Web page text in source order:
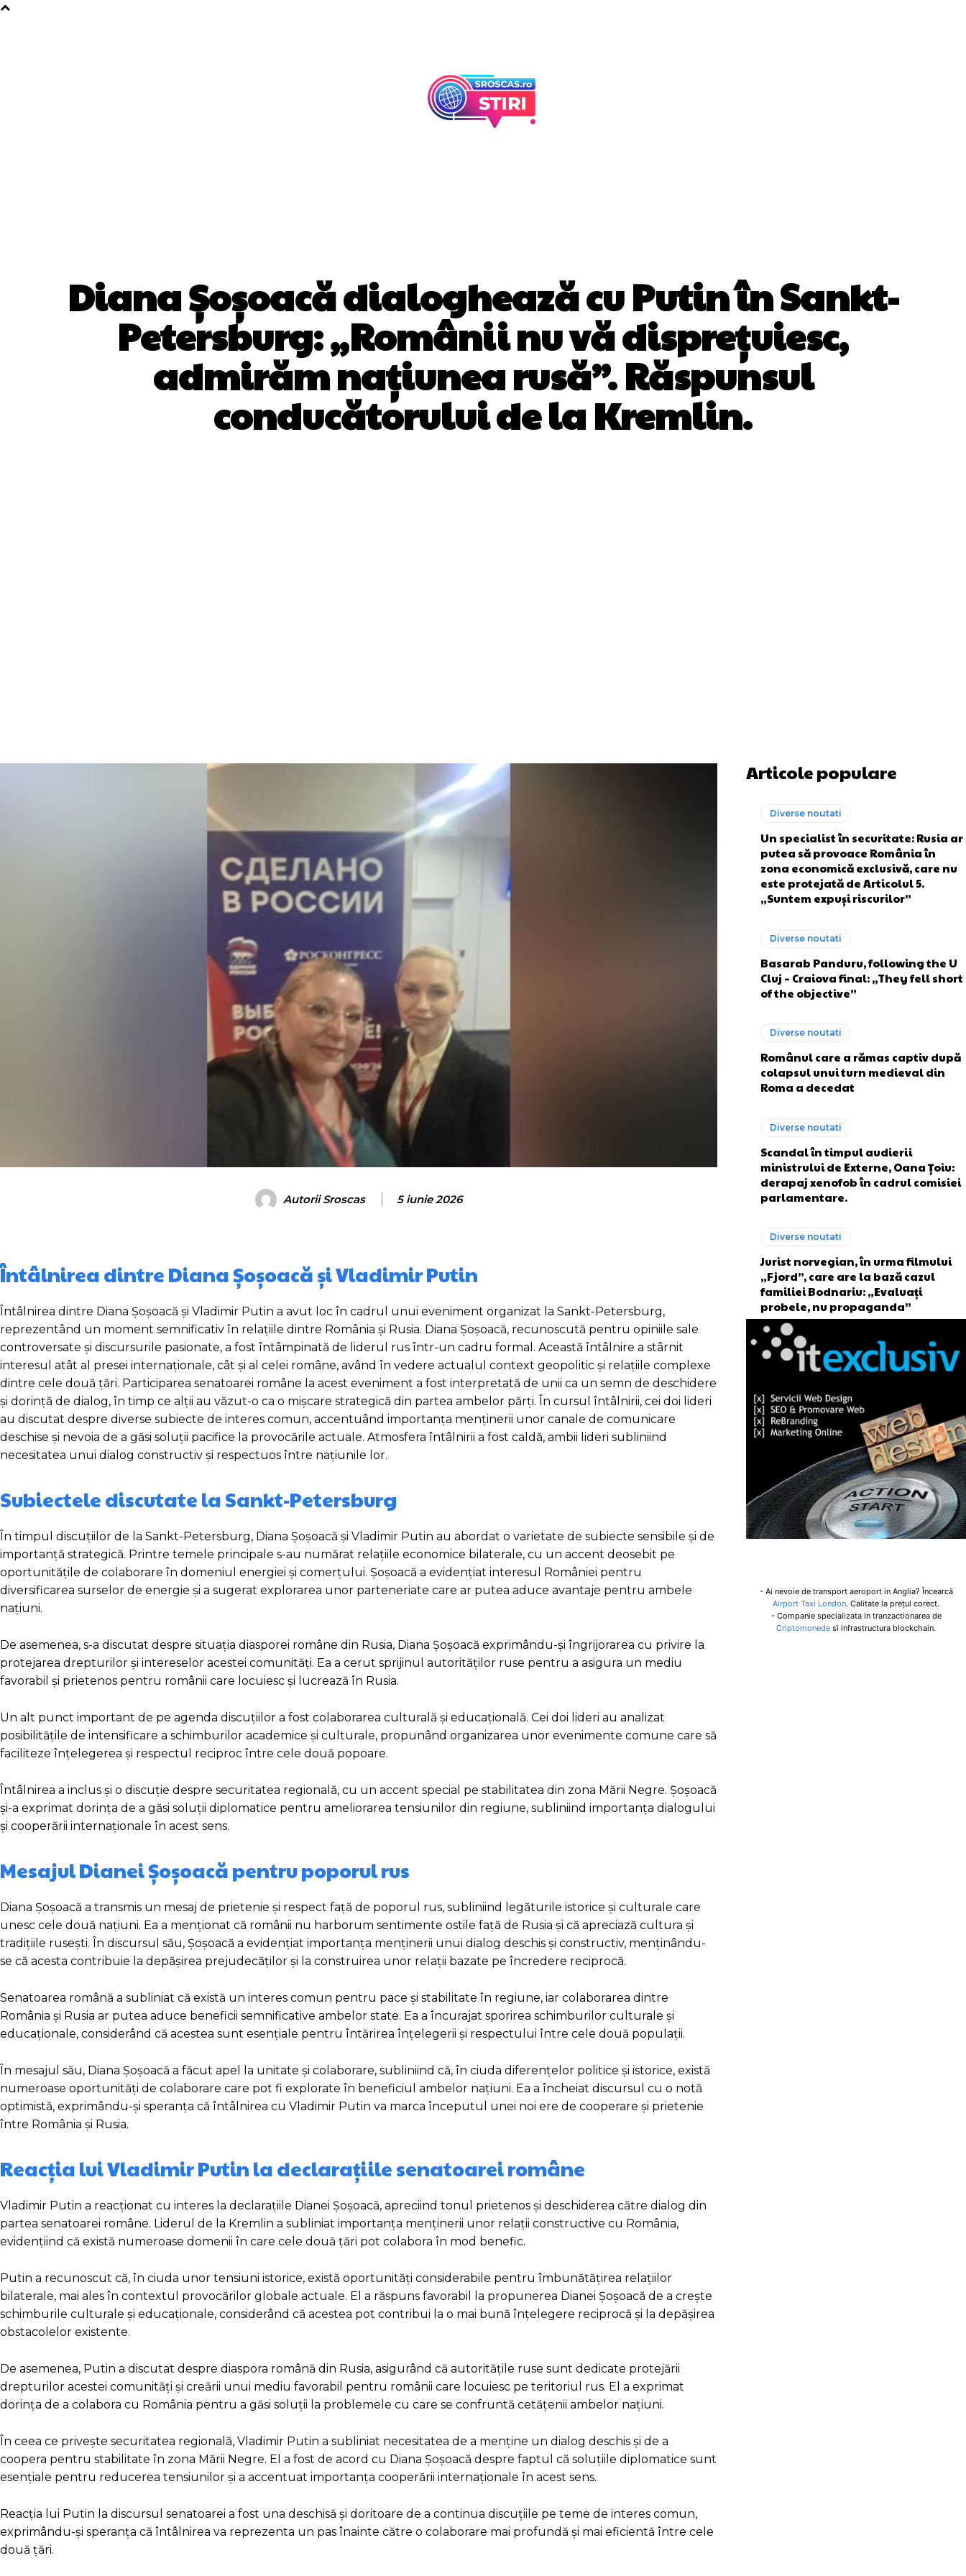
Diana Șoșoacă dialoghează cu Putin în Sankt-
Petersburg: „Românii nu vă disprețuiesc,
admirăm națiunea rusă”. Răspunsul
conducătorului de la Kremlin.
Autorii Sroscas 5 iunie 2026
Întâlnirea dintre Diana Șoșoacă și Vladimir Putin
Întâlnirea dintre Diana Șoșoacă și Vladimir Putin a avut loc în cadrul unui eveniment organizat la Sankt-Petersburg,
reprezentând un moment semnificativ în relațiile dintre România și Rusia. Diana Șoșoacă, recunoscută pentru opiniile sale
controversate și discursurile pasionate, a fost întâmpinată de liderul rus într-un cadru formal. Această întâlnire a stârnit
interesul atât al presei internaționale, cât și al celei române, având în vedere actualul context geopolitic și relațiile complexe
dintre cele două țări. Participarea senatoarei române la acest eveniment a fost interpretată de unii ca un semn de deschidere
și dorință de dialog, în timp ce alții au văzut-o ca o mișcare strategică din partea ambelor părți. În cursul întâlnirii, cei doi lideri
au discutat despre diverse subiecte de interes comun, accentuând importanța menținerii unor canale de comunicare
deschise și nevoia de a găsi soluții pacifice la provocările actuale. Atmosfera întâlnirii a fost caldă, ambii lideri subliniind
necesitatea unui dialog constructiv și respectuos între națiunile lor.
Subiectele discutate la Sankt-Petersburg
În timpul discuțiilor de la Sankt-Petersburg, Diana Șoșoacă și Vladimir Putin au abordat o varietate de subiecte sensibile și de
importanță strategică. Printre temele principale s-au numărat relațiile economice bilaterale, cu un accent deosebit pe
oportunitățile de colaborare în domeniul energiei și comerțului. Șoșoacă a evidențiat interesul României pentru
diversificarea surselor de energie și a sugerat explorarea unor parteneriate care ar putea aduce avantaje pentru ambele
națiuni.
De asemenea, s-a discutat despre situația diasporei române din Rusia, Diana Șoșoacă exprimându-și îngrijorarea cu privire la
protejarea drepturilor și intereselor acestei comunități. Ea a cerut sprijinul autorităților ruse pentru a asigura un mediu
favorabil și prietenos pentru românii care locuiesc și lucrează în Rusia.
Un alt punct important de pe agenda discuțiilor a fost colaborarea culturală și educațională. Cei doi lideri au analizat
posibilitățile de intensificare a schimburilor academice și culturale, propunând organizarea unor evenimente comune care să
faciliteze înțelegerea și respectul reciproc între cele două popoare.
Întâlnirea a inclus și o discuție despre securitatea regională, cu un accent special pe stabilitatea din zona Mării Negre. Șoșoacă
și-a exprimat dorința de a găsi soluții diplomatice pentru ameliorarea tensiunilor din regiune, subliniind importanța dialogului
și cooperării internaționale în acest sens.
Mesajul Dianei Șoșoacă pentru poporul rus
Diana Șoșoacă a transmis un mesaj de prietenie și respect față de poporul rus, subliniind legăturile istorice și culturale care
unesc cele două națiuni. Ea a menționat că românii nu harborum sentimente ostile față de Rusia și că apreciază cultura și
tradițiile rusești. În discursul său, Șoșoacă a evidențiat importanța menținerii unui dialog deschis și constructiv, menținându-
se că acesta contribuie la depășirea prejudecăților și la construirea unor relații bazate pe încredere reciprocă.
Senatoarea română a subliniat că există un interes comun pentru pace și stabilitate în regiune, iar colaborarea dintre
România și Rusia ar putea aduce beneficii semnificative ambelor state. Ea a încurajat sporirea schimburilor culturale și
educaționale, considerând că acestea sunt esențiale pentru întărirea înțelegerii și respectului între cele două populații.
În mesajul său, Diana Șoșoacă a făcut apel la unitate și colaborare, subliniind că, în ciuda diferențelor politice și istorice, există
numeroase oportunități de colaborare care pot fi explorate în beneficiul ambelor națiuni. Ea a încheiat discursul cu o notă
optimistă, exprimându-și speranța că întâlnirea cu Vladimir Putin va marca începutul unei noi ere de cooperare și prietenie
între România și Rusia.
Reacția lui Vladimir Putin la declarațiile senatoarei române
Vladimir Putin a reacționat cu interes la declarațiile Dianei Șoșoacă, apreciind tonul prietenos și deschiderea către dialog din
partea senatoarei române. Liderul de la Kremlin a subliniat importanța menținerii unor relații constructive cu România,
evidențiind că există numeroase domenii în care cele două țări pot colabora în mod benefic.
Putin a recunoscut că, în ciuda unor tensiuni istorice, există oportunități considerabile pentru îmbunătățirea relațiilor
bilaterale, mai ales în contextul provocărilor globale actuale. El a răspuns favorabil la propunerea Dianei Șoșoacă de a crește
schimburile culturale și educaționale, considerând că acestea pot contribui la o mai bună înțelegere reciprocă și la depășirea
obstacolelor existente.
De asemenea, Putin a discutat despre diaspora română din Rusia, asigurând că autoritățile ruse sunt dedicate protejării
drepturilor acestei comunități și creării unui mediu favorabil pentru românii care locuiesc pe teritoriul rus. El a exprimat
dorința de a colabora cu România pentru a găsi soluții la problemele cu care se confruntă cetățenii ambelor națiuni.
În ceea ce privește securitatea regională, Vladimir Putin a subliniat necesitatea de a menține un dialog deschis și de a
coopera pentru stabilitate în zona Mării Negre. El a fost de acord cu Diana Șoșoacă despre faptul că soluțiile diplomatice sunt
esențiale pentru reducerea tensiunilor și a accentuat importanța cooperării internaționale în acest sens.
Reacția lui Putin la discursul senatoarei a fost una deschisă și doritoare de a continua discuțiile pe teme de interes comun,
exprimându-și speranța că întâlnirea va reprezenta un pas înainte către o colaborare mai profundă și mai eficientă între cele
două țări.
Articole populare
Diverse noutati
Un specialist în securitate: Rusia ar
putea să provoace România în
zona economică exclusivă, care nu
este protejată de Articolul 5.
„Suntem expuși riscurilor”
Diverse noutati
Basarab Panduru, following the U
Cluj – Craiova final: „They fell short
of the objective”
Diverse noutati
Românul care a rămas captiv după
colapsul unui turn medieval din
Roma a decedat
Diverse noutati
Scandal în timpul audierii
ministrului de Externe, Oana Țoiu:
derapaj xenofob în cadrul comisiei
parlamentare.
Diverse noutati
Jurist norvegian, în urma filmului
„Fjord”, care are la bază cazul
familiei Bodnariu: „Evaluați
probele, nu propaganda”
- Ai nevoie de transport aeroport in Anglia? Încearcă
Airport Taxi London. Calitate la prețul corect.
- Companie specializata in tranzactionarea de
Criptomonede si infrastructura blockchain.